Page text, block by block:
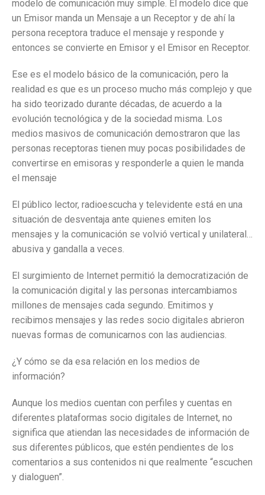
modelo de comunicación muy simple. El modelo dice que
un Emisor manda un Mensaje a un Receptor y de ahí la
persona receptora traduce el mensaje y responde y
entonces se convierte en Emisor y el Emisor en Receptor.
Ese es el modelo básico de la comunicación, pero la
realidad es que es un proceso mucho más complejo y que
ha sido teorizado durante décadas, de acuerdo a la
evolución tecnológica y de la sociedad misma. Los
medios masivos de comunicación demostraron que las
personas receptoras tienen muy pocas posibilidades de
convertirse en emisoras y responderle a quien le manda
el mensaje
El público lector, radioescucha y televidente está en una
situación de desventaja ante quienes emiten los
mensajes y la comunicación se volvió vertical y unilateral…
abusiva y gandalla a veces.
El surgimiento de Internet permitió la democratización de
la comunicación digital y las personas intercambiamos
millones de mensajes cada segundo. Emitimos y
recibimos mensajes y las redes socio digitales abrieron
nuevas formas de comunicarnos con las audiencias.
¿Y cómo se da esa relación en los medios de
información?
Aunque los medios cuentan con perfiles y cuentas en
diferentes plataformas socio digitales de Internet, no
significa que atiendan las necesidades de información de
sus diferentes públicos, que estén pendientes de los
comentarios a sus contenidos ni que realmente “escuchen
y dialoguen”.